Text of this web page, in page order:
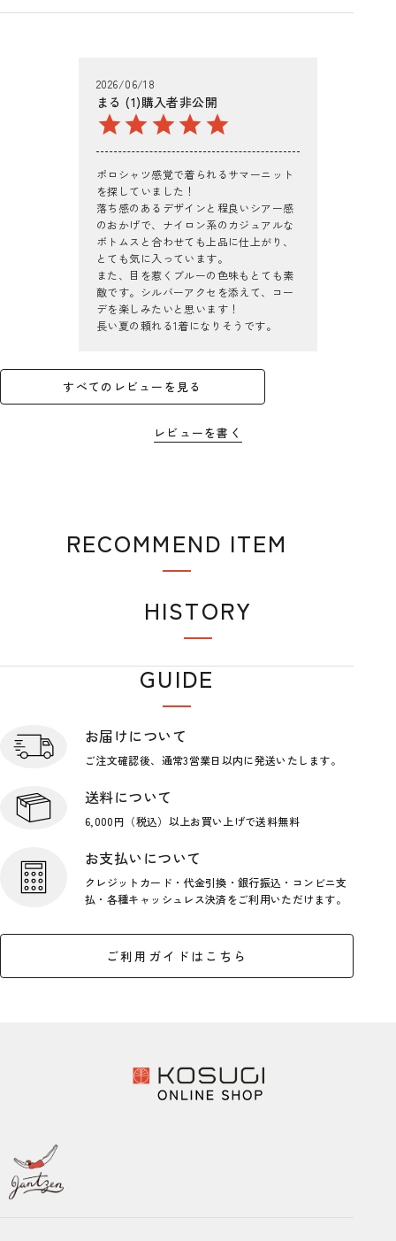
まる 1 購入者非公開
2026/06/18
ポロシャツ感覚で着られるサマーニット
を探していました！
落ち感のあるデザインと程良いシアー感
のおかげで、ナイロン系のカジュアルな
ボトムスと合わせても上品に仕上がり、
とても気に入っています。
また、目を惹くブルーの色味もとても素
敵です。シルバーアクセを添えて、コー
デを楽しみたいと思います！
長い夏の頼れる1着になりそうです。
すべてのレビューを見る
レビューを書く
RECOMMEND ITEM
HISTORY
GUIDE
お届けについて
ご注文確認後、通常3営業日以内に発送いたします。
送料について
6,000円（税込）以上お買い上げで送料無料
お支払いについて
クレジットカード・代金引換・銀行振込・コンビニ支
払・各種キャッシュレス決済をご利用いただけます。
ご利用ガイドはこちら